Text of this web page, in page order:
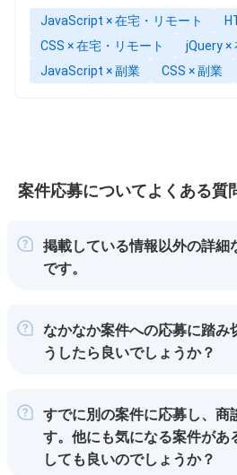
JavaScript × 在宅・リモート
CSS × 在宅・リモート
jQuery ×
JavaScript × 副業
CSS × 副業
案件応募についてよくある質
掲載している情報以外の詳細
です。
なかなか案件への応募に踏み
うしたら良いでしょうか？
すでに別の案件に応募し、商
す。他にも気になる案件があ
しても良いのでしょうか？